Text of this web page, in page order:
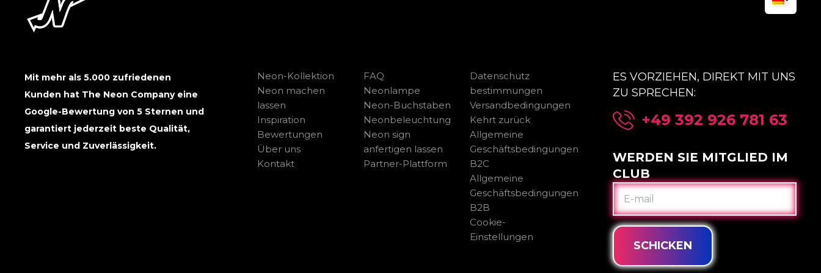
Mit mehr als 5.000 zufriedenen
Kunden hat The Neon Company eine
Google-Bewertung von 5 Sternen und
garantiert jederzeit beste Qualität,
Service und Zuverlässigkeit.
Neon-Kollektion
Neon machen
lassen
Inspiration
Bewertungen
Über uns
Kontakt
FAQ
Neonlampe
Neon-Buchstaben
Neonbeleuchtung
Neon sign
anfertigen lassen
Partner-Plattform
Datenschutz
bestimmungen
Versandbedingungen
Kehrt zurück
Allgemeine
Geschäftsbedingungen
B2C
Allgemeine
Geschäftsbedingungen
B2B
Cookie-
Einstellungen
ES VORZIEHEN, DIREKT MIT UNS
ZU SPRECHEN:
+49 392 926 781 63
WERDEN SIE MITGLIED IM
CLUB
E-
MAIL
SCHICKEN